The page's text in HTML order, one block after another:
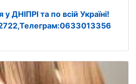
ДНІПРІ та по всій Україні!